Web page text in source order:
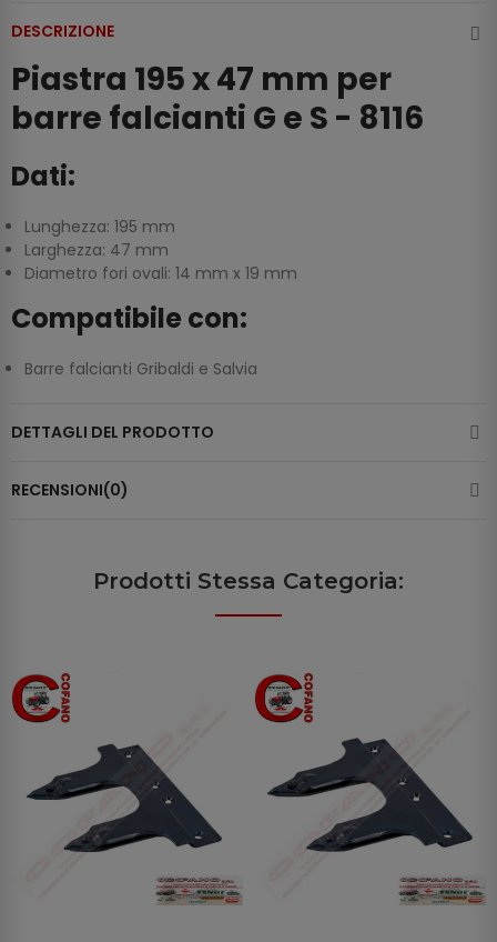
DESCRIZIONE
Piastra 195 x 47 mm per
barre falcianti G e S - 8116
Dati:
Lunghezza: 195 mm
Larghezza: 47 mm
Diametro fori ovali: 14 mm x 19 mm
Compatibile con:
Barre falcianti Gribaldi e Salvia
DETTAGLI DEL PRODOTTO
RECENSIONI(0)
Prodotti Stessa Categoria: